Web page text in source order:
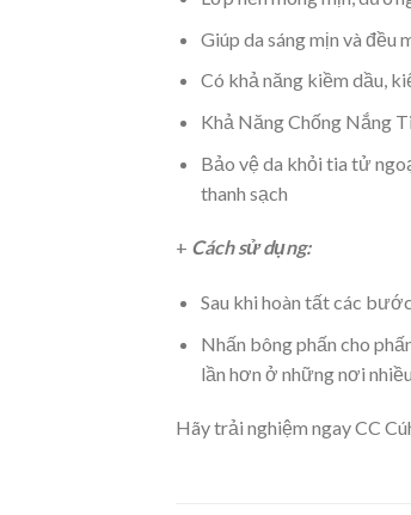
Giúp da sáng mịn và đều
Có khả năng kiềm dầu,
Khả Năng Chống Nắng
Bảo vệ da khỏi tia tử
thanh sạch
+ Cách sử dụng:
Sau khi hoàn tất các
Nhấn bông phấn cho
lần hơn ở những nơi
Hãy trải nghiệm ngay CC